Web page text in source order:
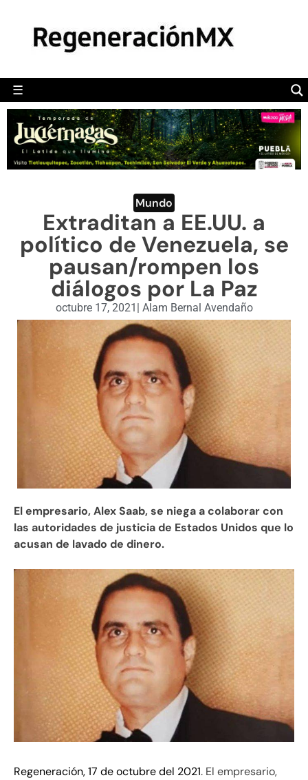
☰
POLÍTICA
CAMALEÓN
OPINIÓN
DEPORTES
ENGLISH SECTION
VIDEOS
Mundo
Extraditan a EE.UU. a
político de Venezuela, se
pausan/rompen los
diálogos por La Paz
octubre 17, 2021 | Alam Bernal Avendaño
El empresario, Alex Saab, se niega a colaborar con
las autoridades de justicia de Estados Unidos que lo
acusan de lavado de dinero.
Regeneración, 17 de octubre del 2021. El empresario,